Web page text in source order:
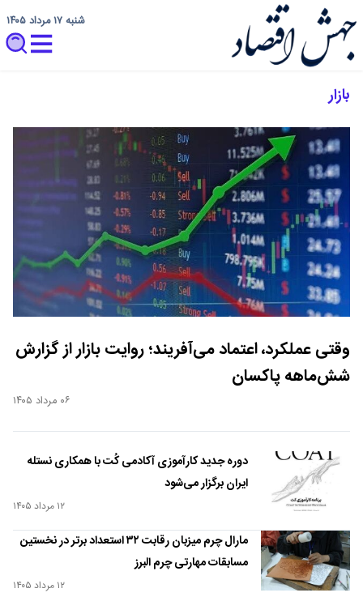
شنبه ۱۷ مرداد ۱۴۰۵
بازار
وقتی عملکرد، اعتماد می‌آفریند؛ روایت بازار از گزارش
شش‌ماهه پاکسان
۰۶ مرداد ۱۴۰۵
دوره جدید کارآموزی آکادمی کُت با همکاری نستله
ایران برگزار می‌شود
۱۲ مرداد ۱۴۰۵
مارال چرم میزبان رقابت ۳۲ استعداد برتر در نخستین
مسابقات مهارتی چرم البرز
۱۲ مرداد ۱۴۰۵